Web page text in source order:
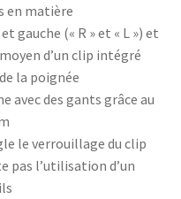
en matière
gauche (« R » et « L ») et
d’un clip intégré
la poignée
avec des gants grâce au
le verrouillage du clip
pas l’utilisation d’un